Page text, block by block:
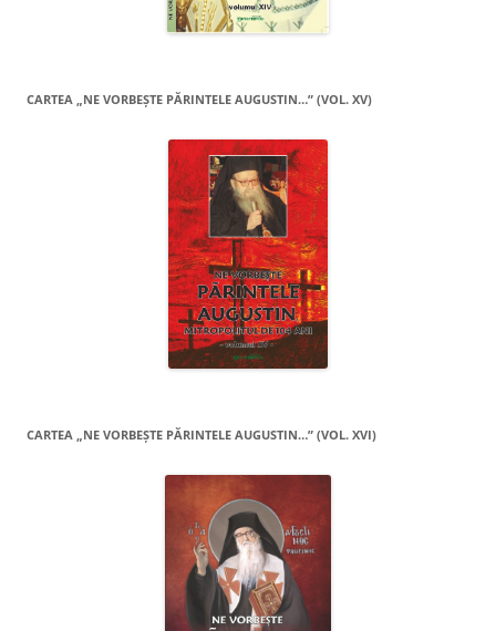
CARTEA „NE VORBEŞTE PĂRINTELE AUGUSTIN…” (VOL. XV)
CARTEA „NE VORBEŞTE PĂRINTELE AUGUSTIN…” (VOL. XVI)